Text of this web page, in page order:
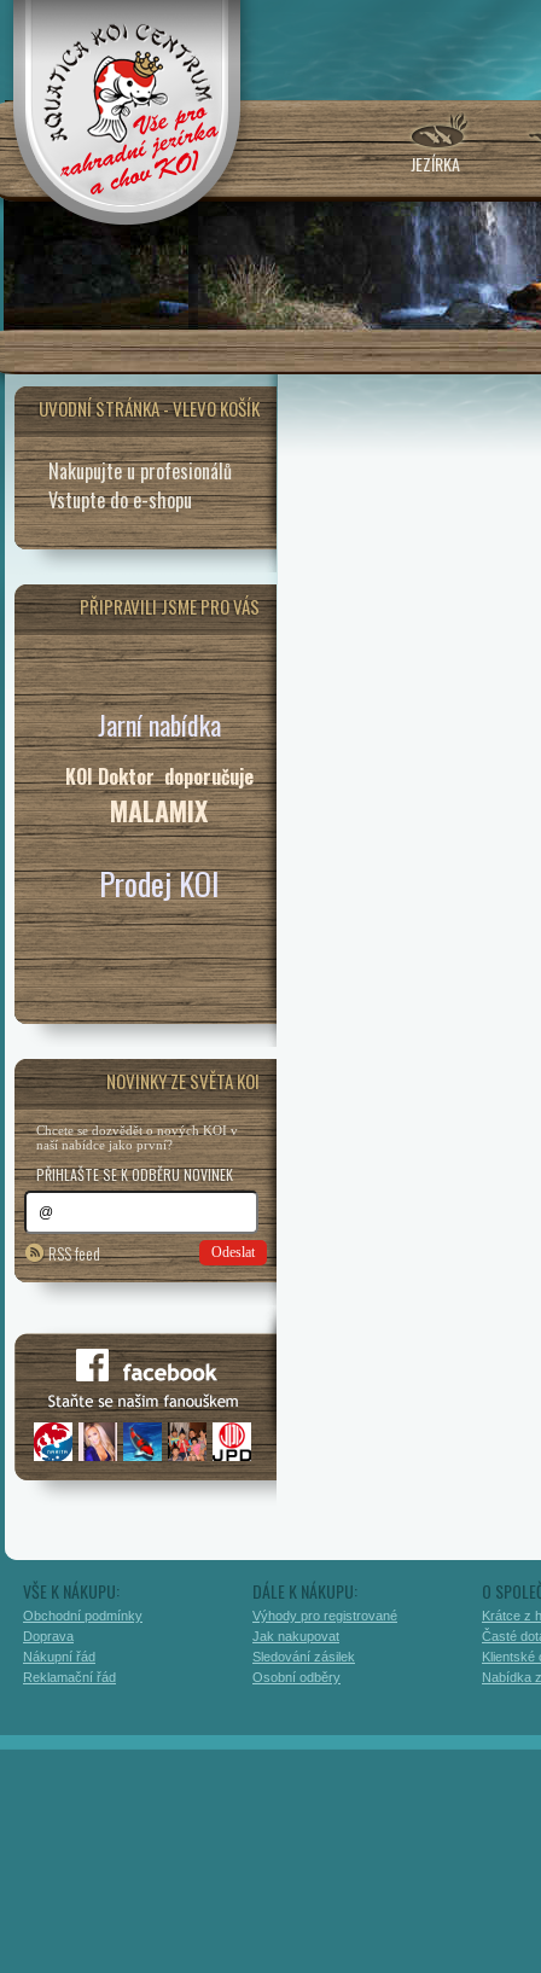
JEZÍRKA
UVODNÍ STRÁNKA - VLEVO KOŠÍK
Nakupujte u profesionálů
Vstupte do e-shopu
PŘIPRAVILI JSME PRO VÁS
Jarní nabídka
KOI Doktor doporučuje
MALAMIX
Prodej KOI
NOVINKY ZE SVĚTA KOI
Chcete se dozvědět o nových KOI v
naší nabídce jako první?
PŘIHLAŠTE SE K ODBĚRU NOVINEK
RSS feed Odeslat
VŠE K NÁKUPU:
Obchodní podmínky
Doprava
Nákupní řád
Reklamační řád
DÁLE K NÁKUPU:
Výhody pro registrované
Jak nakupovat
Sledování zásilek
Osobní odběry
O
Krátce z
Časté
Klientské
Nabídka